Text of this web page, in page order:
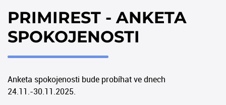
PRIMIREST - ANKETA
SPOKOJENOSTI
Anketa spokojenosti bude probíhat ve dnech
24.11.-30.11.2025.